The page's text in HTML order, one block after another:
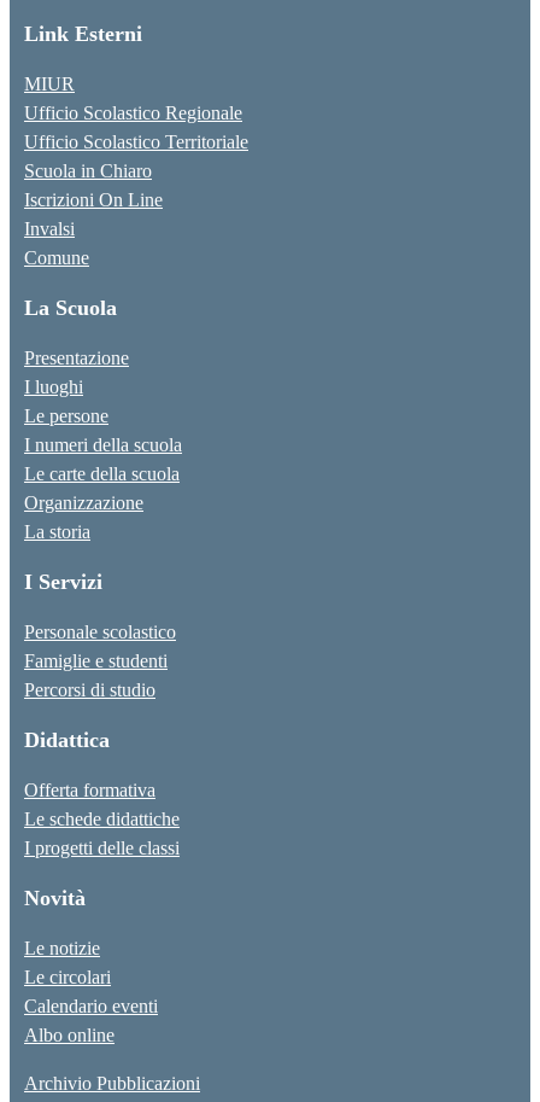
Link Esterni
MIUR
Ufficio Scolastico Regionale
Ufficio Scolastico Territoriale
Scuola in Chiaro
Iscrizioni On Line
Invalsi
Comune
La Scuola
Presentazione
I luoghi
Le persone
I numeri della scuola
Le carte della scuola
Organizzazione
La storia
I Servizi
Personale scolastico
Famiglie e studenti
Percorsi di studio
Didattica
Offerta formativa
Le schede didattiche
I progetti delle classi
Novità
Le notizie
Le circolari
Calendario eventi
Albo online
Archivio Pubblicazioni